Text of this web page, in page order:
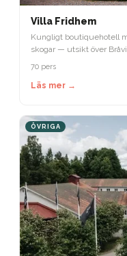
Villa Fridhem
Kungligt boutiquehotell
skogar — utsikt över
70 pers
Läs mer →
ÖVRIGA